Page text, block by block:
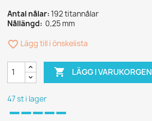
Antal nålar: 192 titannålar
Nållängd: 0,25 mm
favorite_border Lägg till i önskelista
 LÄGG I VARUKORGEN
47 st i lager